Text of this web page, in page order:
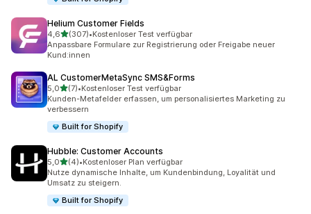
Helium Customer Fields
4,6von 5 Sternen
(307)
307 Rezensionen insgesamt
•Kostenloser Test verfügbar
Anpassbare Formulare zur Registrierung oder Freigabe neuer
Kund:innen
AL CustomerMetaSync SMS&Forms
5,0von 5 Sternen
(7)
7 Rezensionen insgesamt
•Kostenloser Test verfügbar
Kunden-Metafelder erfassen, um personalisiertes Marketing zu
verbessern
Built for Shopify
Hubble: Customer Accounts
5,0von 5 Sternen
(4)
4 Rezensionen insgesamt
•Kostenloser Plan verfügbar
Nutze dynamische Inhalte, um Kundenbindung, Loyalität und
Umsatz zu steigern.
Built for Shopify